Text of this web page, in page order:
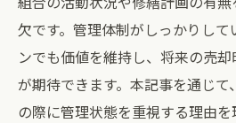
欠です。管理体制がしっかりして
ンでも価値を維持し、将来の売
が期待できます。本記事を通じ
の際に管理状態を重視する理由